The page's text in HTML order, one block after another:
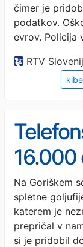
čimer je
podatkov.
evrov. Policija
RTV
16.000
Na Goriškem
spletne
katerem je
prepričal v
si je pridobil